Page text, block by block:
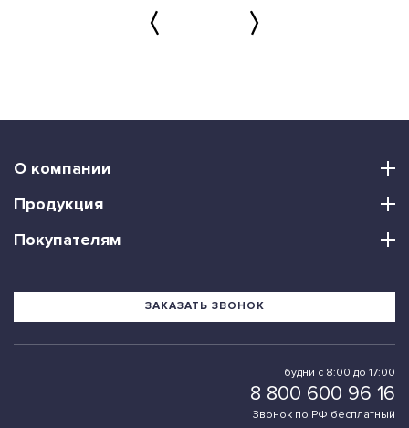
О компании
Продукция
Покупателям
будни с 8:00 до 17:00
8 800 600 96 16
Звонок по РФ бесплатный
ЗАКАЗАТЬ ЗВОНОК